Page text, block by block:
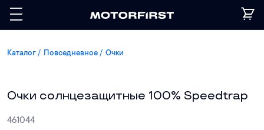
Каталог Повседневное Очки
Очки солнцезащитные 100% Speedtrap
461044